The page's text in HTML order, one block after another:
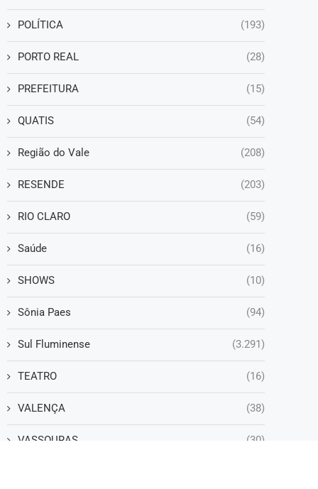
POLÍTICA (193)
PORTO REAL (28)
PREFEITURA (15)
QUATIS (54)
Região do Vale (208)
RESENDE (203)
RIO CLARO (59)
Saúde (16)
SHOWS (10)
Sônia Paes (94)
Sul Fluminense (3.291)
TEATRO (16)
VALENÇA (38)
VASSOURAS (30)